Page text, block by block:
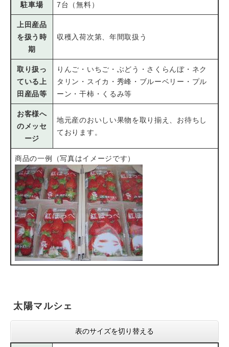
駐車場 7台（無料）
上田産品
を扱う時
期
収穫入荷次第、年間取扱う
取り扱っ
ている上
田産品等
りんご・いちご・ぶどう・さくらんぼ・ネク
タリン・スイカ・秀峰・ブルーベリー・プル
ーン・干柿・くるみ等
お客様へ
のメッセ
ージ
地元産のおいしい果物を取り揃え、お待ちし
ております。
商品の一例（写真はイメージです）
太陽マルシェ
表のサイズを切り替える